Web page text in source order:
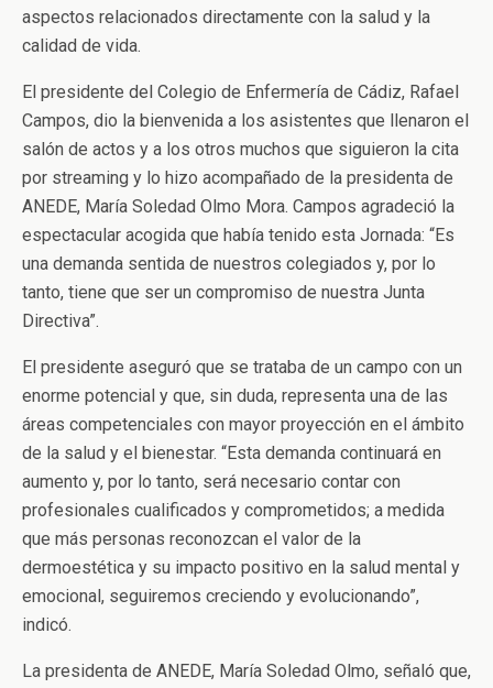
aspectos relacionados directamente con la salud y la
calidad de vida.
El presidente del Colegio de Enfermería de Cádiz, Rafael
Campos, dio la bienvenida a los asistentes que llenaron el
salón de actos y a los otros muchos que siguieron la cita
por streaming y lo hizo acompañado de la presidenta de
ANEDE, María Soledad Olmo Mora. Campos agradeció la
espectacular acogida que había tenido esta Jornada: “Es
una demanda sentida de nuestros colegiados y, por lo
tanto, tiene que ser un compromiso de nuestra Junta
Directiva”.
El presidente aseguró que se trataba de un campo con un
enorme potencial y que, sin duda, representa una de las
áreas competenciales con mayor proyección en el ámbito
de la salud y el bienestar. “Esta demanda continuará en
aumento y, por lo tanto, será necesario contar con
profesionales cualificados y comprometidos; a medida
que más personas reconozcan el valor de la
dermoestética y su impacto positivo en la salud mental y
emocional, seguiremos creciendo y evolucionando”,
indicó.
La presidenta de ANEDE, María Soledad Olmo, señaló que,